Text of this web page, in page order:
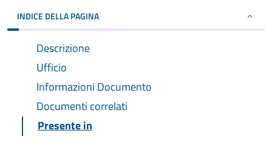
INDICE DELLA PAGINA
Descrizione
Ufficio
Informazioni Documento
Documenti correlati
Presente in